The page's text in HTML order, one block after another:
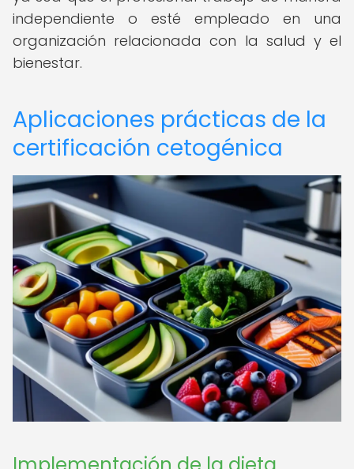
independiente o esté empleado en una
organización relacionada con la salud y el
bienestar.
Aplicaciones prácticas de la
certificación cetogénica